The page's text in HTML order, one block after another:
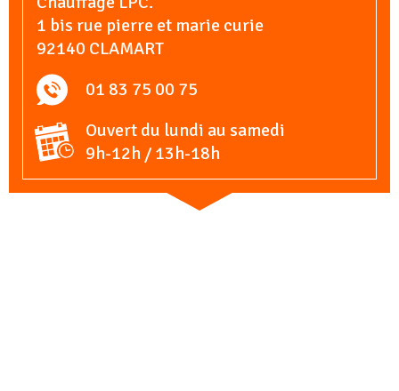
1 bis rue pierre et marie curie
92140 CLAMART
01 83 75 00 75
Ouvert du lundi au samedi
9h-12h / 13h-18h